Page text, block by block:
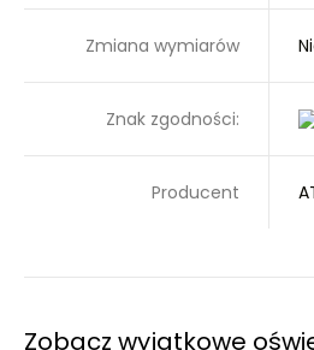
Zmiana wymiarów
Znak zgodności:
Producent
Zobacz wyjątkowe